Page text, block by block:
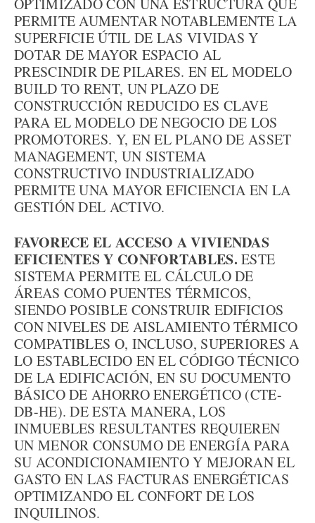
OPTIMIZADO CON UNA ESTRUCTURA QUE
PERMITE AUMENTAR NOTABLEMENTE LA
SUPERFICIE ÚTIL DE LAS VIVIDAS Y
DOTAR DE MAYOR ESPACIO AL
PRESCINDIR DE PILARES. EN EL MODELO
BUILD TO RENT, UN PLAZO DE
CONSTRUCCIÓN REDUCIDO ES CLAVE
PARA EL MODELO DE NEGOCIO DE LOS
PROMOTORES. Y, EN EL PLANO DE ASSET
MANAGEMENT, UN SISTEMA
CONSTRUCTIVO INDUSTRIALIZADO
PERMITE UNA MAYOR EFICIENCIA EN LA
GESTIÓN DEL ACTIVO.
FAVORECE EL ACCESO A VIVIENDAS
EFICIENTES Y CONFORTABLES. ESTE
SISTEMA PERMITE EL CÁLCULO DE
ÁREAS COMO PUENTES TÉRMICOS,
SIENDO POSIBLE CONSTRUIR EDIFICIOS
CON NIVELES DE AISLAMIENTO TÉRMICO
COMPATIBLES O, INCLUSO, SUPERIORES A
LO ESTABLECIDO EN EL CÓDIGO TÉCNICO
DE LA EDIFICACIÓN, EN SU DOCUMENTO
BÁSICO DE AHORRO ENERGÉTICO (CTE-
DB-HE). DE ESTA MANERA, LOS
INMUEBLES RESULTANTES REQUIEREN
UN MENOR CONSUMO DE ENERGÍA PARA
SU ACONDICIONAMIENTO Y MEJORAN EL
GASTO EN LAS FACTURAS ENERGÉTICAS
OPTIMIZANDO EL CONFORT DE LOS
INQUILINOS.